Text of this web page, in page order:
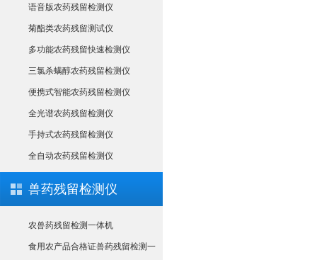
语音版农药残留检测仪
菊酯类农药残留测试仪
多功能农药残留快速检测仪
三氯杀螨醇农药残留检测仪
便携式智能农药残留检测仪
全光谱农药残留检测仪
手持式农药残留检测仪
全自动农药残留检测仪
兽药残留检测仪
农兽药残留检测一体机
食用农产品合格证兽药残留检测一